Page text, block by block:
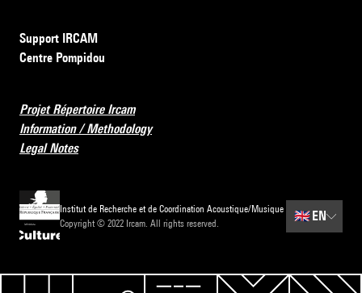
Support IRCAM
Centre Pompidou
Projet Répertoire Ircam
Information / Methodology
Legal Notes
Institut de Recherche et de Coordination Acoustique/Musique
Copyright © 2022 Ircam. All rights reserved.
🇬🇧 EN